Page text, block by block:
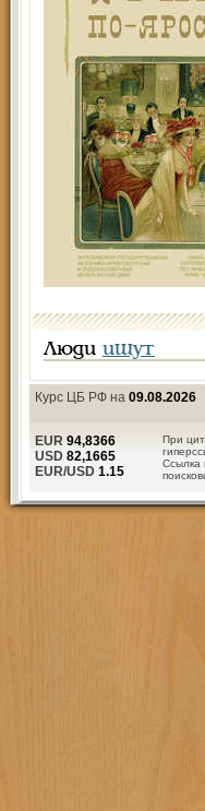
Люди ищут
Курс ЦБ РФ на 09.08.2026
При
Ссылка
EUR 94,8366
USD 82,1665
EUR/USD 1.15